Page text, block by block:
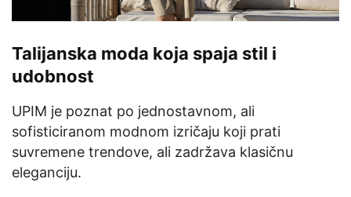
Talijanska moda koja spaja stil i
udobnost
UPIM je poznat po jednostavnom, ali
sofisticiranom modnom izričaju koji prati
suvremene trendove, ali zadržava klasičnu
eleganciju.